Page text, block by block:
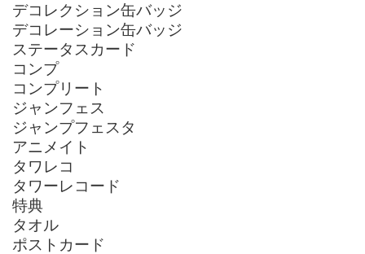
デコレクション缶バッジ
デコレーション缶バッジ
ステータスカード
コンプ
コンプリート
ジャンフェス
ジャンプフェスタ
アニメイト
タワレコ
タワーレコード
特典
タオル
ポストカード